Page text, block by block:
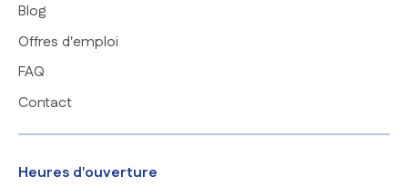
Blog
Offres d'emploi
FAQ
Contact
Heures d'ouverture